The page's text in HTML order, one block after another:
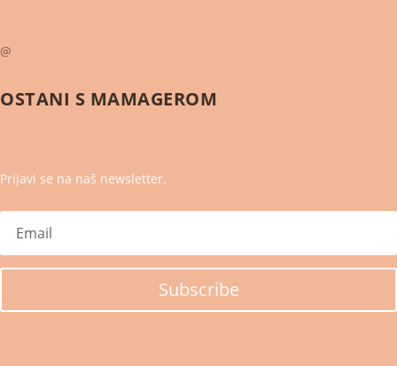
@
OSTANI S MAMAGEROM
Prijavi se na naš newsletter.
Subscribe